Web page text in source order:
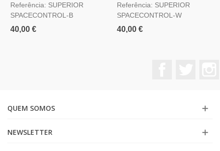
De Pânico Grau 2
Referência: SUPERIOR
SPACECONTROL-B
40,00 €
Botão De Pânico Grau 2
Referência: SUPERIOR
SPACECONTROL-W
40,00 €
QUEM SOMOS
NEWSLETTER